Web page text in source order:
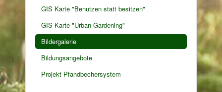
GIS Karte "Benutzen statt besitzen"
GIS Karte "Urban Gardening"
Bildergalerie
Bildungsangebote
Projekt Pfandbechersystem